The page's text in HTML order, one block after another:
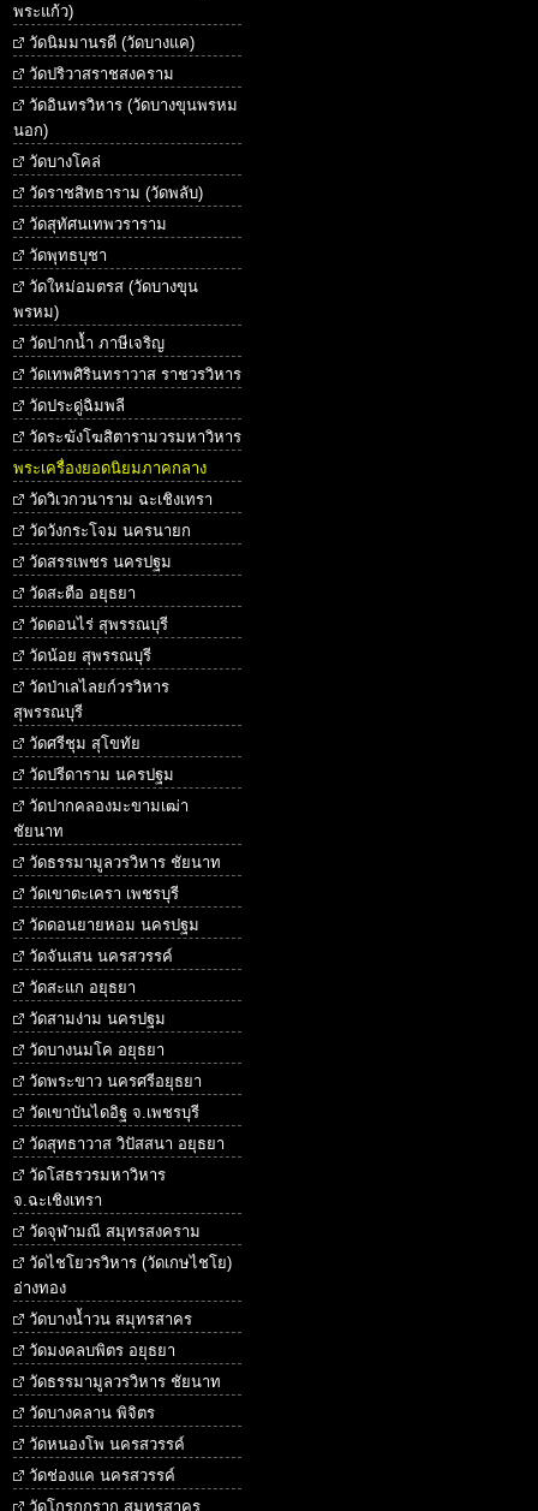
พระแก้ว)
วัดนิมมานรดี (วัดบางแค)
วัดปริวาสราชสงคราม
วัดอินทรวิหาร (วัดบางขุนพรหม
นอก)
วัดบางโคล่
วัดราชสิทธาราม (วัดพลับ)
วัดสุทัศนเทพวราราม
วัดพุทธบุชา
วัดใหม่อมตรส (วัดบางขุน
พรหม)
วัดปากน้ำ ภาษีเจริญ
วัดเทพศิรินทราวาส ราชวรวิหาร
วัดประดู่ฉิมพลี
วัดระฆังโฆสิตารามวรมหาวิหาร
พระเครื่องยอดนิยมภาคกลาง
วัดวิเวกวนาราม ฉะเชิงเทรา
วัดวังกระโจม นครนายก
วัดสรรเพชร นครปฐม
วัดสะตือ อยุธยา
วัดดอนไร่ สุพรรณบุรี
วัดน้อย สุพรรณบุรี
วัดป่าเลไลยก์วรวิหาร
สุพรรณบุรี
วัดศรีชุม สุโขทัย
วัดปรีดาราม นครปฐม
วัดปากคลองมะขามเฒ่า
ชัยนาท
วัดธรรมามูลวรวิหาร ชัยนาท
วัดเขาตะเครา เพชรบุรี
วัดดอนยายหอม นครปฐม
วัดจันเสน นครสวรรค์
วัดสะแก อยุธยา
วัดสามง่าม นครปฐม
วัดบางนมโค อยุธยา
วัดพระขาว นครศรีอยุธยา
วัดเขาบันไดอิฐ จ.เพชรบุรี
วัดสุทธาวาส วิปัสสนา อยุธยา
วัดโสธรวรมหาวิหาร
จ.ฉะเชิงเทรา
วัดจุฬามณี สมุทรสงคราม
วัดไชโยวรวิหาร (วัดเกษไชโย)
อ่างทอง
วัดบางน้ำวน สมุทรสาคร
วัดมงคลบพิตร อยุธยา
วัดธรรมามูลวรวิหาร ชัยนาท
วัดบางคลาน พิจิตร
วัดหนองโพ นครสวรรค์
วัดช่องแค นครสวรรค์
วัดโกรกกราก สมุทรสาคร